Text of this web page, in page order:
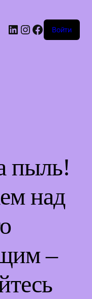
LinkedIn
Instagram
Facebook
Войти
пыль!
над
–